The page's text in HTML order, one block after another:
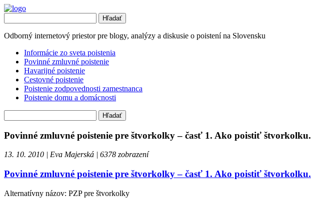
Odborný internetový priestor pre blogy, analýzy a diskusie o poistenína Slovensku
Informácie zo sveta poistenia
Povinné zmluvné poistenie
Havarijné poistenie
Cestovné poistenie
Poistenie zodpovednosti zamestnanca
Poistenie domu a domácnosti
Povinné zmluvné poistenie pre štvorkolky – časť 1. Ako poistiť štvorkolku.
13. 10. 2010 | Eva Majerská | 6378 zobrazení
Povinné zmluvné poistenie pre štvorkolky – časť 1. Ako poistiť štvorkolku.
Alternatívny názov: PZP pre štvorkolky